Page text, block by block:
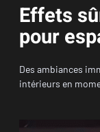
Effets
pour
Des ambiances
intérieurs en